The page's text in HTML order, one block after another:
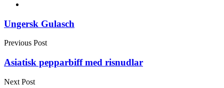
Post
navigation
Ungersk Gulasch
Previous Post
Asiatisk pepparbiff med risnudlar
Next Post